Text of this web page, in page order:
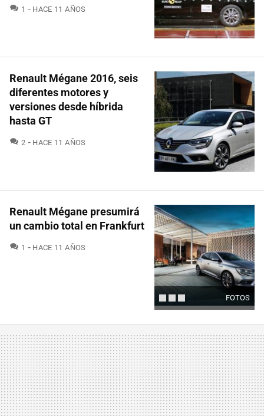
1 COMENTARIOS
HACE 11 AÑOS
Renault Mégane 2016, seis
diferentes motores y
versiones desde híbrida
hasta GT
2 COMENTARIOS
HACE 11 AÑOS
FOTOS
Renault Mégane presumirá
un cambio total en Frankfurt
1 COMENTARIOS
HACE 11 AÑOS